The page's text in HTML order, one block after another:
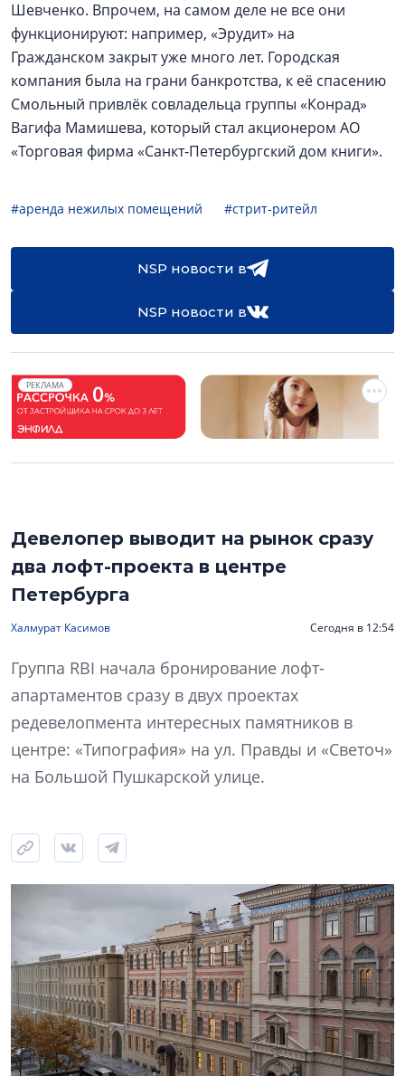
Шевченко. Впрочем, на самом деле не все они
функционируют: например, «Эрудит» на
Гражданском закрыт уже много лет. Городская
компания была на грани банкротства, к её спасению
Смольный привлёк совладельца группы «Конрад»
Вагифа Мамишева, который стал акционером АО
«Торговая фирма «Санкт-Петербургский дом книги».
#аренда нежилых помещений #стрит-ритейл
NSP новости в
NSP новости в
РЕКЛАМА
Девелопер выводит на рынок сразу
два лофт-проекта в центре
Петербурга
Халмурат Касимов Сегодня в 12:54
Группа RBI начала бронирование лофт-
апартаментов сразу в двух проектах
редевелопмента интересных памятников в
центре: «Типография» на ул. Правды и «Светоч»
на Большой Пушкарской улице.